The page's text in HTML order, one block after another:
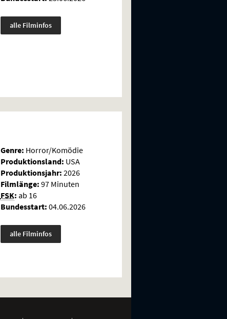
alle Filminfos
Genre: Horror/Komödie
Produktionsland: USA
Produktionsjahr: 2026
Filmlänge: 97 Minuten
FSK: ab 16
Bundesstart: 04.06.2026
alle Filminfos